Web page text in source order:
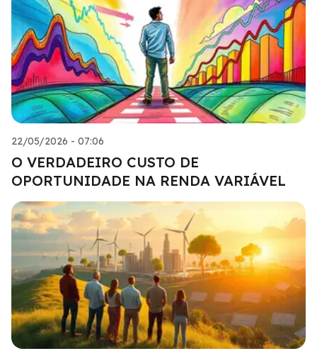
22/05/2026 - 07:06
O VERDADEIRO CUSTO DE
OPORTUNIDADE NA RENDA VARIÁVEL